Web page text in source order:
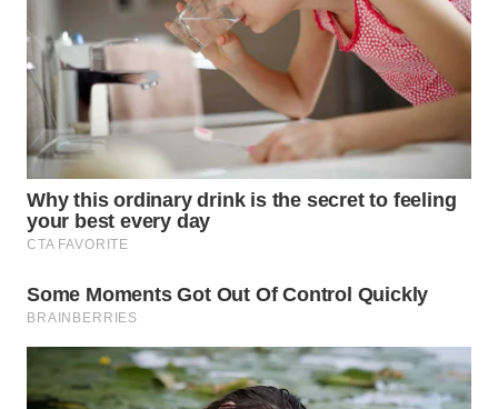
SELATAN
WN
TANJUNG
LESUNG
WN
KARO
WN
SIMALUNGUN
WN
LABUHANBATU